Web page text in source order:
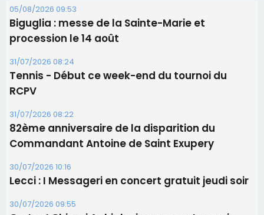
31/07/2026 08:22
82ème anniversaire de la disparition du
Commandant Antoine de Saint Exupery
30/07/2026 10:16
Lecci : I Messageri en concert gratuit jeudi soir
30/07/2026 09:55
Corte : I Chjami Aghjalesi en concert ce soir
30/07/2026 08:33
Bastia - Assunta Gloriosa à la Cathédrale
Sainte-Marie